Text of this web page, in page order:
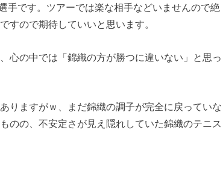
手です。ツアーでは楽な相手などいませんので絶
すので期待していいと思います。
心の中では「錦織の方が勝つに違いない」と思っ
りますがｗ、まだ錦織の調子が完全に戻っていな
のの、不安定さが見え隠れしていた錦織のテニス